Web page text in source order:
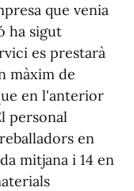
que venia
ha sigut
es prestarà
màxim de
en l'anterior
personal
en
mitjana i 14 en